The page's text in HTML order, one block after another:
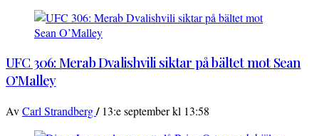
UFC 306: Merab Dvalishvili siktar på bältet mot Sean
O’Malley
AvCarl Strandberg/ 13:e september kl 13:58